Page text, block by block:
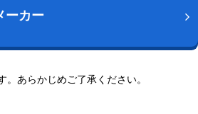
ーカー
あらかじめご了承ください。